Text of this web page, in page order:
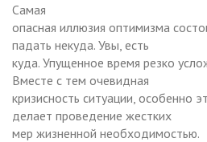
Самая
опасная иллюзия оптимизма
падать некуда. Увы, есть
куда. Упущенное время резко
Вместе с тем очевидная
кризисность ситуации, особенно
делает проведение жестких
мер жизненной необходимостью.